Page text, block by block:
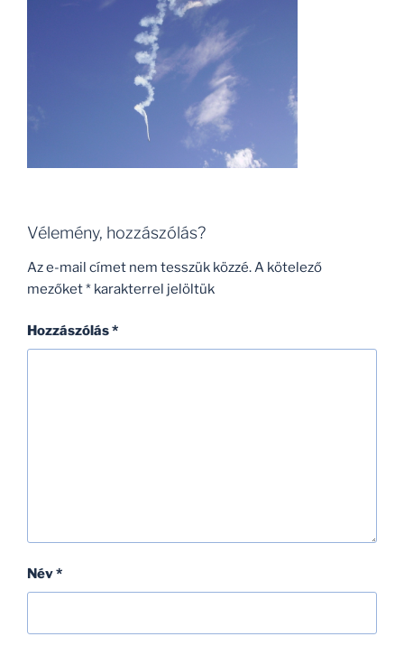
Vélemény, hozzászólás?
Az e-mail címet nem tesszük közzé.A kötelező
mezőket* karakterrel jelöltük
Hozzászólás*
Név*